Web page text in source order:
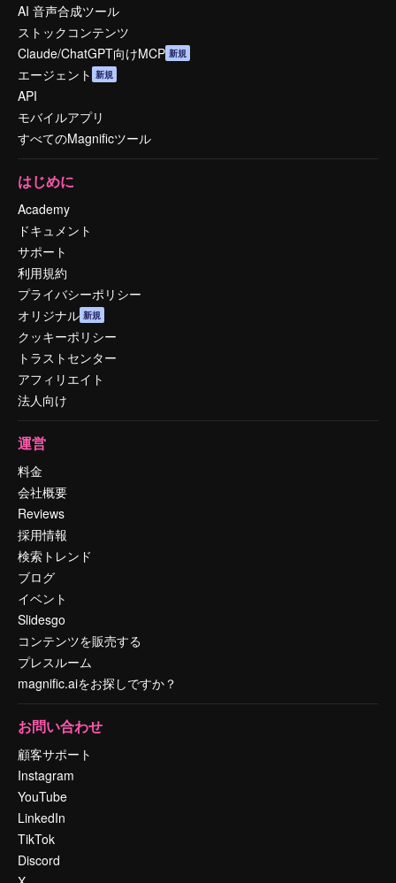
AI 音声合成ツール
ストックコンテンツ
Claude/ChatGPT向けMCP 新規
エージェント 新規
API
モバイルアプリ
すべてのMagnificツール
はじめに
Academy
ドキュメント
サポート
利用規約
プライバシーポリシー
オリジナル 新規
クッキーポリシー
トラストセンター
アフィリエイト
法人向け
運営
料金
会社概要
Reviews
採用情報
検索トレンド
ブログ
イベント
Slidesgo
コンテンツを販売する
プレスルーム
magnific.aiをお探しですか？
お問い合わせ
顧客サポート
Instagram
YouTube
LinkedIn
TikTok
Discord